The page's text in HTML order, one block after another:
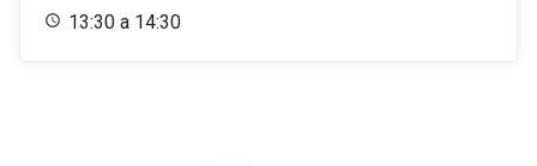
13:30 a 14:30